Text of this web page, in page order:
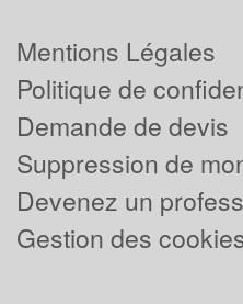
Mentions Légales
Politique de
Demande de devis
Suppression de
Devenez un
Gestion des